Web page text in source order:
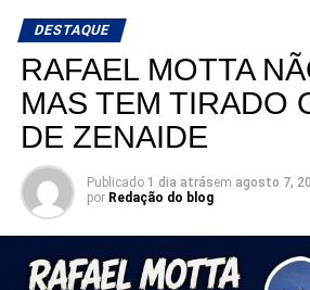
busca retornar à Assembleia
ampliando sua base de apoio e
diferentes regiões e segmentos da
sua pré-candidatura.
DESTAQUE
RAFAEL MOTTA
MAS TEM TIRADO
DE ZENAIDE
Publicado 1 dia atrásem agosto 7,
por Redação do blog